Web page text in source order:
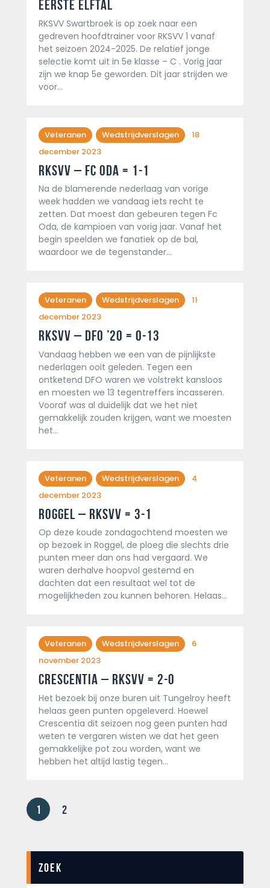
eerste elftal
RKSVV Swartbroek is op zoek naar een
gedreven hoofdtrainer voor RKSVV 1 vanaf
het seizoen 2024-2025. De relatief jonge
selectie komt uit in 5e klasse – C . Vorig jaar
zijn we knap 5e geworden. Dit jaar strijden we
voor…
Veteranen Wedstrijdverslagen
18
december 2023
Rksvv – Fc Oda = 1-1
Na de blamerende nederlaag van vorige
week hadden we vandaag iets recht te
zetten. Dat moest dan gebeuren tegen Fc
Oda, de kampioen van vorig jaar. Vanaf het
begin speelden we fanatiek op de bal,
waardoor we de tegenstander…
Veteranen Wedstrijdverslagen
11
december 2023
Rksvv – DFO ’20 = 0-13
Vandaag hebben we een van de pijnlijkste
nederlagen ooit geleden. Tegen een
ontketend DFO waren we volstrekt kansloos
en moesten we 13 tegentreffers incasseren.
Vooraf was al duidelijk dat we het niet
gemakkelijk zouden krijgen, want we moesten
het…
Veteranen Wedstrijdverslagen
4
december 2023
Roggel – Rksvv = 3-1
Op deze koude zondagochtend moesten we
op bezoek in Roggel, de ploeg die slechts drie
punten meer dan ons had vergaard. We
waren derhalve hoopvol gestemd en
dachten dat een resultaat wel tot de
mogelijkheden zou kunnen behoren. Helaas…
Veteranen Wedstrijdverslagen
6
november 2023
Crescentia – Rksvv = 2-0
Het bezoek bij onze buren uit Tungelroy heeft
helaas geen punten opgeleverd. Hoewel
Crescentia dit seizoen nog geen punten had
weten te vergaren wisten we dat het geen
gemakkelijke pot zou worden, want we
hebben het altijd lastig tegen…
1 2
Zoek